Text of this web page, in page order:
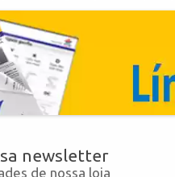
newsletter
de nossa loja